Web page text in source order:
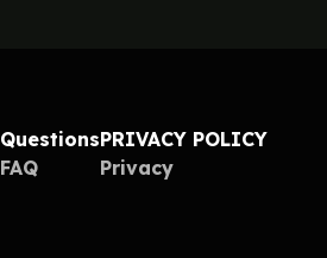
Questions
FAQ
PRIVACY POLICY
Privacy